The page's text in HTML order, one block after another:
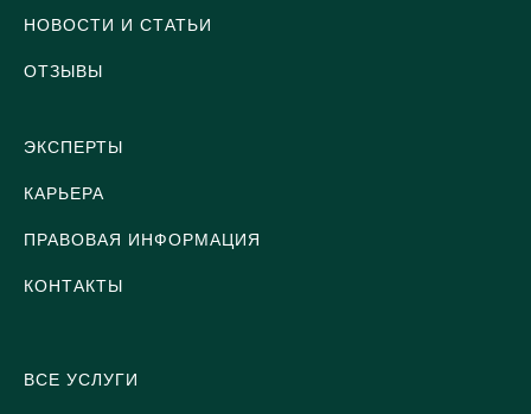
НОВОСТИ И СТАТЬИ
ОТЗЫВЫ
ЭКСПЕРТЫ
КАРЬЕРА
ПРАВОВАЯ ИНФОРМАЦИЯ
КОНТАКТЫ
ВСЕ УСЛУГИ